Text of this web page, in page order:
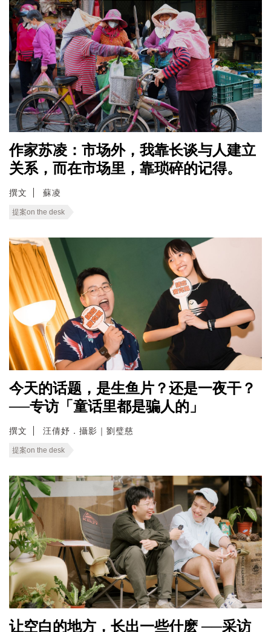
作家苏凌：市场外，我靠长谈与人建立
关系，而在市场里，靠琐碎的记得。
撰文 蘇凌
提案on the desk
今天的话题，是生鱼片？还是一夜干？
──专访「童话里都是骗人的」
撰文 汪倩妤．攝影｜劉璧慈
提案on the desk
让空白的地方，长出一些什麽 ──采访